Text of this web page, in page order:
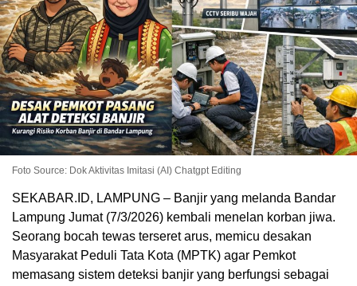
Foto Source: Dok Aktivitas Imitasi (AI) Chatgpt Editing
SEKABAR.ID, LAMPUNG – Banjir yang melanda Bandar
Lampung Jumat (7/3/2026) kembali menelan korban jiwa.
Seorang bocah tewas terseret arus, memicu desakan
Masyarakat Peduli Tata Kota (MPTK) agar Pemkot
memasang sistem deteksi banjir yang berfungsi sebagai